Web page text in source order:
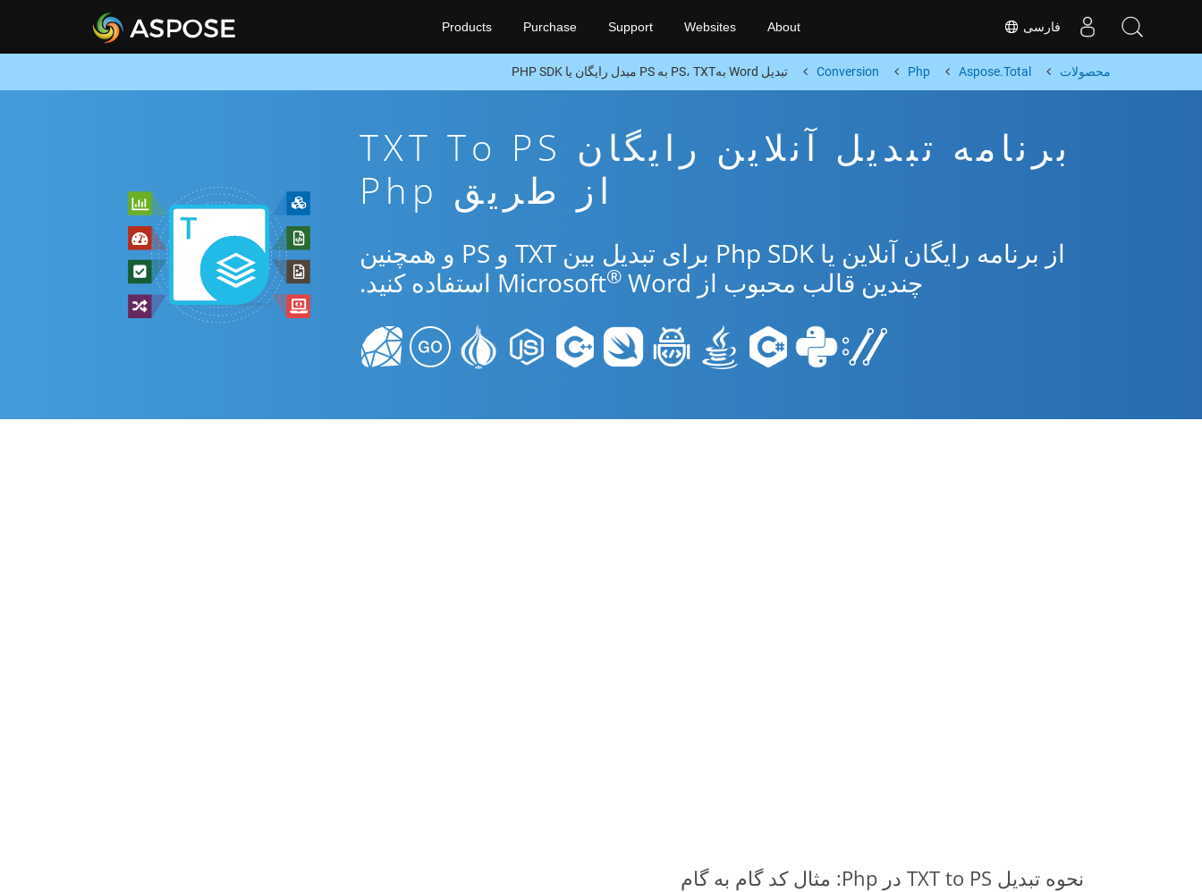
فارسی Products Purchase Support Websites About
محصولات Aspose.Total
Php
Conversion تبدیل Word بهPS، TXT به PS مبدل رایگان یا PHP SDK
برنامه تبدیل آنلاین رایگان TXT To PS
از طریق Php
از برنامه رایگان آنلاین یا Php SDK برای تبدیل بین TXT و PS و همچنین
چندین قالب محبوب از Microsoft
® Word استفاده کنید.
نحوه تبدیل TXT to PS در Php: مثال کد گام به گام